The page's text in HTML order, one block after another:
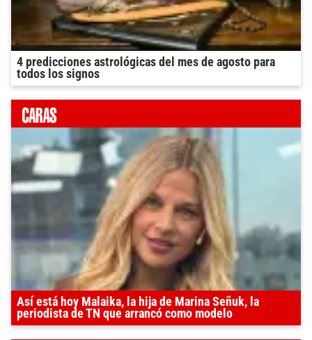
4 predicciones astrológicas del mes de agosto para
todos los signos
Así está hoy Malaika, la hija de Marina Señuk, la
periodista de TN que arrancó como modelo